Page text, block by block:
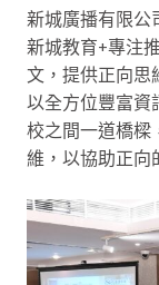
新城廣播有限公
新城教育+專注
文，提供正向思
以全方位豐富資
校之間一道橋樑
維，以協助正向